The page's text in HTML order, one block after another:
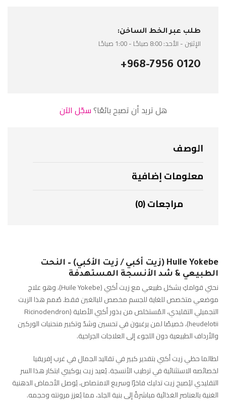
طلب عبر الخط الساخن:
الإثنين - الأحد: 8:00 صباحًا - 1:00 صباحًا
+968-7956 0120
هل تريد أن تصبح بائعًا؟سجّل الآن
الوصف
معلومات إضافية
مراجعات (0)
Huile Yokebe (زيت أكبي / زيت الأكبي) – النحت
الطبيعي & شد الأنسجة المستهدفة
نحتي قوامكِ بشكل طبيعي مع زيت أكبي (Huile Yokebe)، وهو علاج
موضعي متخصص للغاية للجسم مخصص للبالغين فقط. صُمم هذا الزيت
التجميلي التقليدي، المُستخلص من بذور أكبي الأصلية (Ricinodendron
heudelotii)، خصيصًا لمن يرغبون في تحسين وشدّ وتكبير منحنيات الوركين
والأرداف الطبيعية دون اللجوء إلى العلاجات الجراحية.
لطالما حظي زيت أكبي بتقدير كبير في تقاليد الجمال في غرب إفريقيا
لخصائصه الاستثنائية في ترطيب الأنسجة. يُعيد زيت يوكيبي ابتكار هذا السر
التقليدي ليُصبح زيت تدليك فاخرًا وسريع الامتصاص، يُوصل الأحماض الدهنية
الغنية بالعناصر الغذائية مباشرةً إلى بنية الجلد، مما يُعزز مرونته وحجمه.